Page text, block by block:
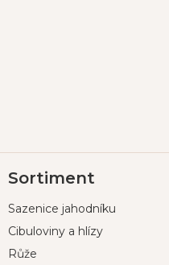
á
a
Sortiment
Sazenice jahodníku
Cibuloviny a hlízy
Růže